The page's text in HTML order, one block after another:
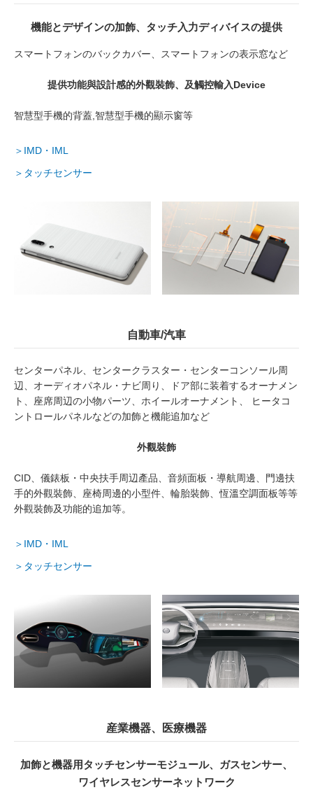
機能とデザインの加飾、タッチ入力ディバイスの提供
スマートフォンのバックカバー、スマートフォンの表示窓など
提供功能與設計感的外觀裝飾、及觸控輸入Device
智慧型手機的背蓋,智慧型手機的顯示窗等
＞IMD・IML
＞タッチセンサー
自動車/汽車
センターパネル、センタークラスター・センターコンソール周
辺、オーディオパネル・ナビ周り、ドア部に装着するオーナメン
ト、座席周辺の小物パーツ、ホイールオーナメント、 ヒータコ
ントロールパネルなどの加飾と機能追加など
外觀裝飾
CID、儀錶板・中央扶手周辺產品、音頻面板・導航周邊、門邊扶
手的外觀裝飾、座椅周邊的小型件、輪胎裝飾、恆溫空調面板等等
外觀裝飾及功能的追加等。
＞IMD・IML
＞タッチセンサー
産業機器、医療機器
加飾と機器用タッチセンサーモジュール、ガスセンサー、
ワイヤレスセンサーネットワーク